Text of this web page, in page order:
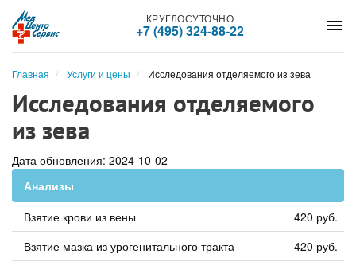
menu
КРУГЛОСУТОЧНО
+7 (495) 324-88-22
Главная Услуги и цены Исследования отделяемого из зева
Исследования отделяемого
из зева
Дата обновления: 2024-10-02
Анализы
Взятие крови из вены
420 руб.
Взятие мазка из урогенитального тракта
420 руб.